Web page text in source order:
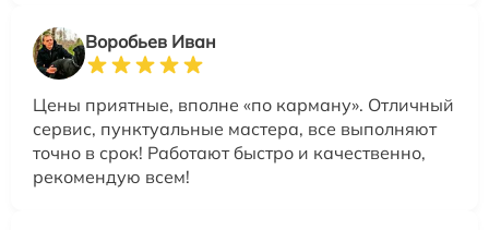
Воробьев Иван
Цены приятные, вполне «по карману». Отличный
сервис, пунктуальные мастера, все выполняют
точно в срок! Работают быстро и качественно,
рекомендую всем!